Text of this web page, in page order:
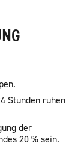
Stunden ruhen
der
20 % sein.